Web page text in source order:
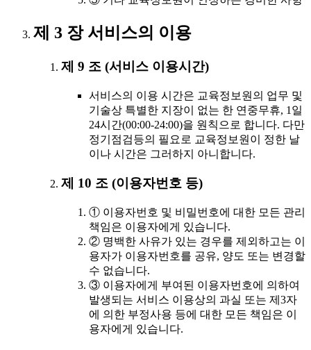
제 3 장 서비스의 이용
제 9 조 (서비스 이용시간)
서비스의 이용 시간은 교육정보원의 업무 및
기술상 특별한 지장이 없는 한 연중무휴, 1일
24시간(00:00-24:00)을 원칙으로 합니다. 다만
정기점검등의 필요로 교육정보원이 정한 날
이나 시간은 그러하지 아니합니다.
제 10 조 (이용자번호 등)
① 이용자번호 및 비밀번호에 대한 모든 관리
책임은 이용자에게 있습니다.
② 명백한 사유가 있는 경우를 제외하고는 이
용자가 이용자번호를 공유, 양도 또는 변경할
수 없습니다.
③ 이용자에게 부여된 이용자번호에 의하여
발생되는 서비스 이용상의 과실 또는 제3자
에 의한 부정사용 등에 대한 모든 책임은 이
용자에게 있습니다.